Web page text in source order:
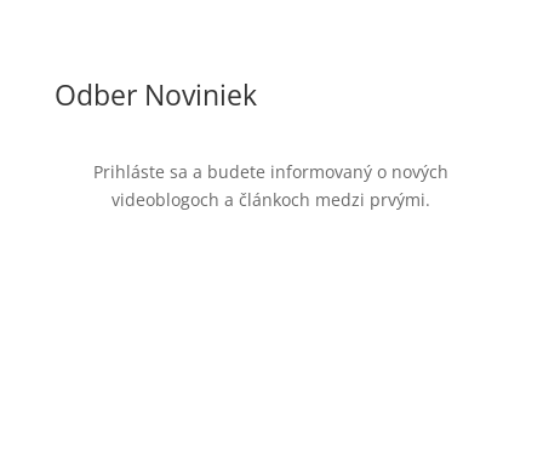
Odber Noviniek
Prihláste sa a budete informovaný o nových
videoblogoch a článkoch medzi prvými.